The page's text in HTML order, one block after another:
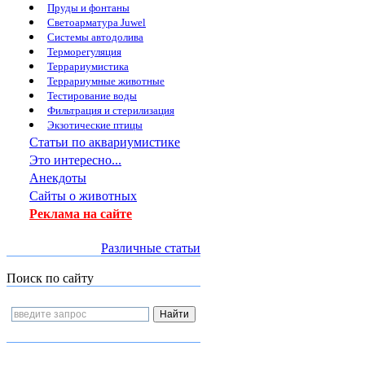
Пруды и фонтаны
Светоарматура Juwel
Системы автодолива
Терморегуляция
Террариумистика
Террариумные животные
Тестирование воды
Фильтрация и стерилизация
Экзотические птицы
Статьи по аквариумистике
Это интересно...
Анекдоты
Сайты о животных
Реклама на сайте
Различные статьи
Поиск по сайту